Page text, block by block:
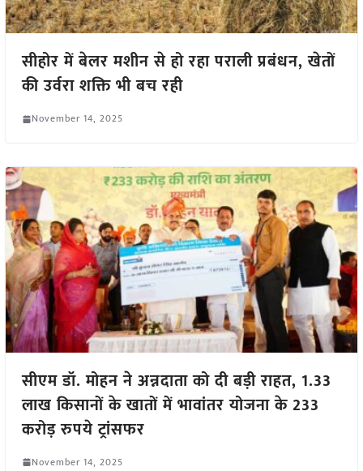
सीहोर में बेलर मशीन से हो रहा पराली प्रबंधन, खेतों
की उर्वरा शक्ति भी बच रही
November 14, 2025
सीएम डॉ. मोहन ने अन्नदाता को दी बड़ी राहत, 1.33
लाख किसानों के खातों में भावांतर योजना के 233
करोड़ रुपये ट्रांसफर
November 14, 2025